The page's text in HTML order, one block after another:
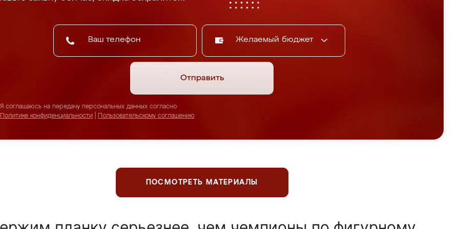
Желаемый бюджет
Отправить
Я соглашаюсь на передачу персональных данных согласно
Политике конфиденциальности
Пользовательскому соглашению
ПОСМОТРЕТЬ МАТЕРИАЛЫ